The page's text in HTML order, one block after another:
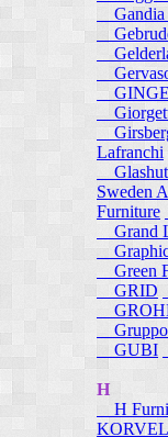
Gandia
Lafranchi
Sweden
Furniture
Grand
Green
GRID
Gruppo
GUBI
H
H